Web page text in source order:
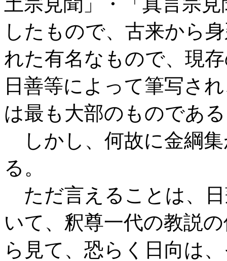
したもので、古来から
れた有名なもので、現
日善等によって筆写さ
は最も大部のものであ
しかし、何故に金綱
る。
ただ言えることは、
いて、釈尊一代の教説
ら見て、恐らく日向は